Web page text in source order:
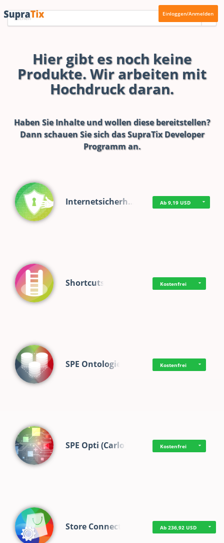
Einloggen/Anmelden
Hier gibt es noch keine
Produkte. Wir arbeiten mit
Hochdruck daran.
Haben Sie Inhalte und wollen diese bereitstellen?
Dann schauen Sie sich dasSupraTix Developer
Programman.
Internetsicherh… Ab 9,19 USD
Shortcuts Kostenfrei
SPE Ontologie Kostenfrei
SPE Opti (Carlo) Kostenfrei
Store Connect Ab 236,92 USD